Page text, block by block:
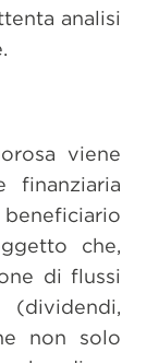
analisi
viene
finanziaria
che,
di flussi
non solo